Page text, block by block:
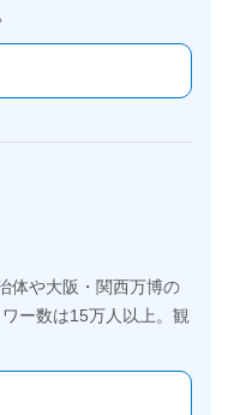
体や大阪・関西万博の
ー数は15万人以上。観